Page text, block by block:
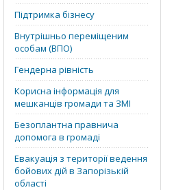
Підтримка бізнесу
Внутрішньо переміщеним
особам (ВПО)
Гендерна рівність
Корисна інформація для
мешканців громади та ЗМІ
Безоплантна правнича
допомога в громаді
Евакуація з території ведення
бойових дій в Запорізькій
області